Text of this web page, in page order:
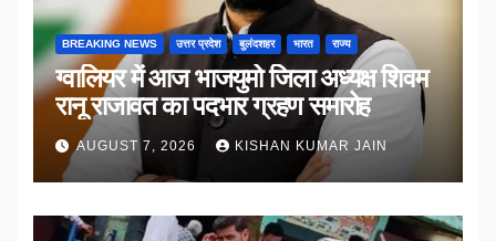
BREAKING NEWS उत्तर प्रदेश बुलंदशहर भारत राज्य
ग्वालियर में आज भाजयुमो जिला अध्यक्ष शिवम
रानू राजावत का पदभार ग्रहण समारोह
AUGUST 7, 2026 KISHAN KUMAR JAIN